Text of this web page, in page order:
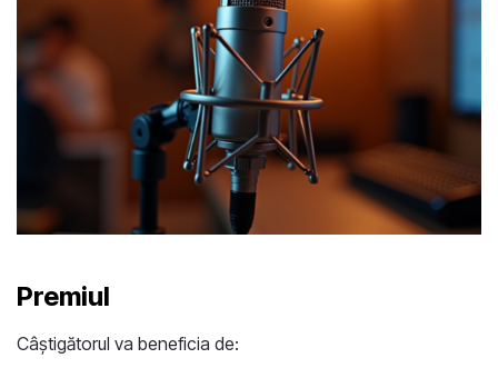
Premiul
Câștigătorul va beneficia de: